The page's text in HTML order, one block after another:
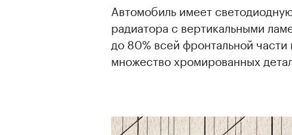
Автомобиль имеет
радиатора с вертикальными
до 80% всей фронтальной
множество хромированных